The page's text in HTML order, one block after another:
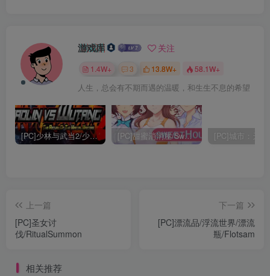
游戏库 关注
1.4W+ 3 13.8W+ 58.1W+
人生，总会有不期而遇的温暖，和生生不息的希望
[PC]少林与武当2/少林vs武当2/Shaolin vs Wutang 2 [PC]甜蜜消消屋/Sweet House
上一篇
[PC]圣女讨
伐/RitualSummon
下一篇
[PC]漂流品/浮流世界/漂流
瓶/Flotsam
相关推荐